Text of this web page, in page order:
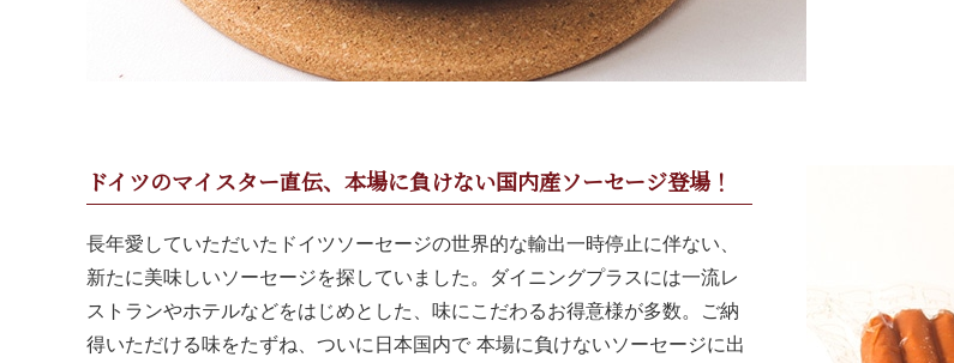
ドイツのマイスター直伝、本場に負けない国内産ソーセージ登場！
長年愛していただいたドイツソーセージの世界的な輸出一時停止に伴ない、
新たに美味しいソーセージを探していました。ダイニングプラスには一流レ
ストランやホテルなどをはじめとした、味にこだわるお得意様が多数。ご納
得いただける味をたずね、ついに日本国内で 本場に負けないソーセージに出